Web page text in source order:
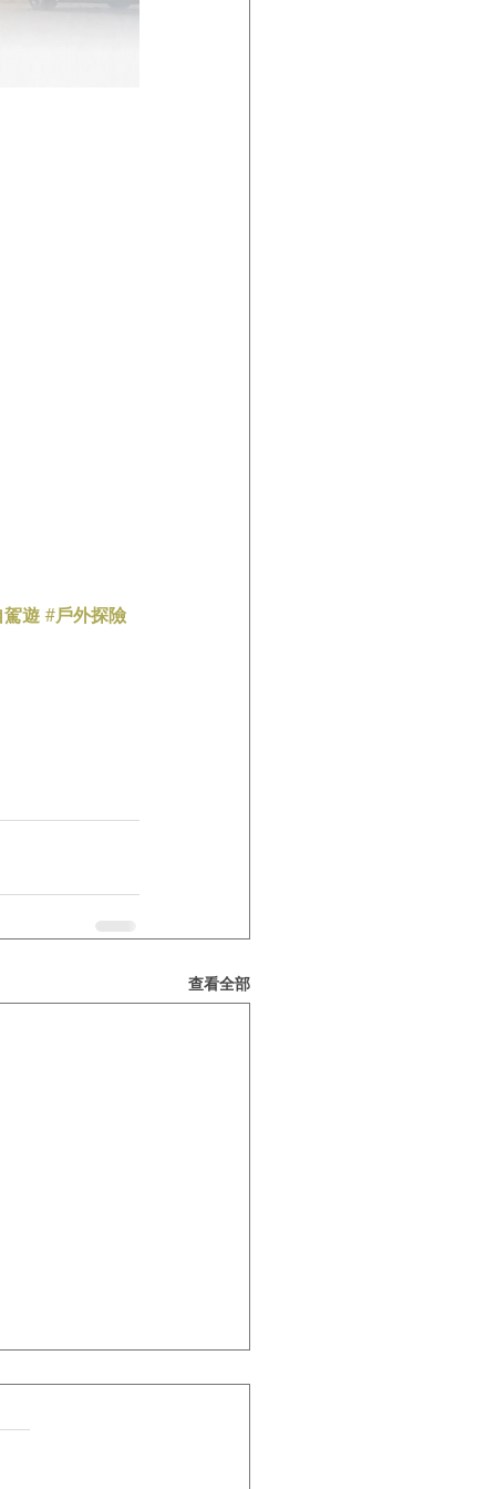
遊 #戶外探險
查看全部